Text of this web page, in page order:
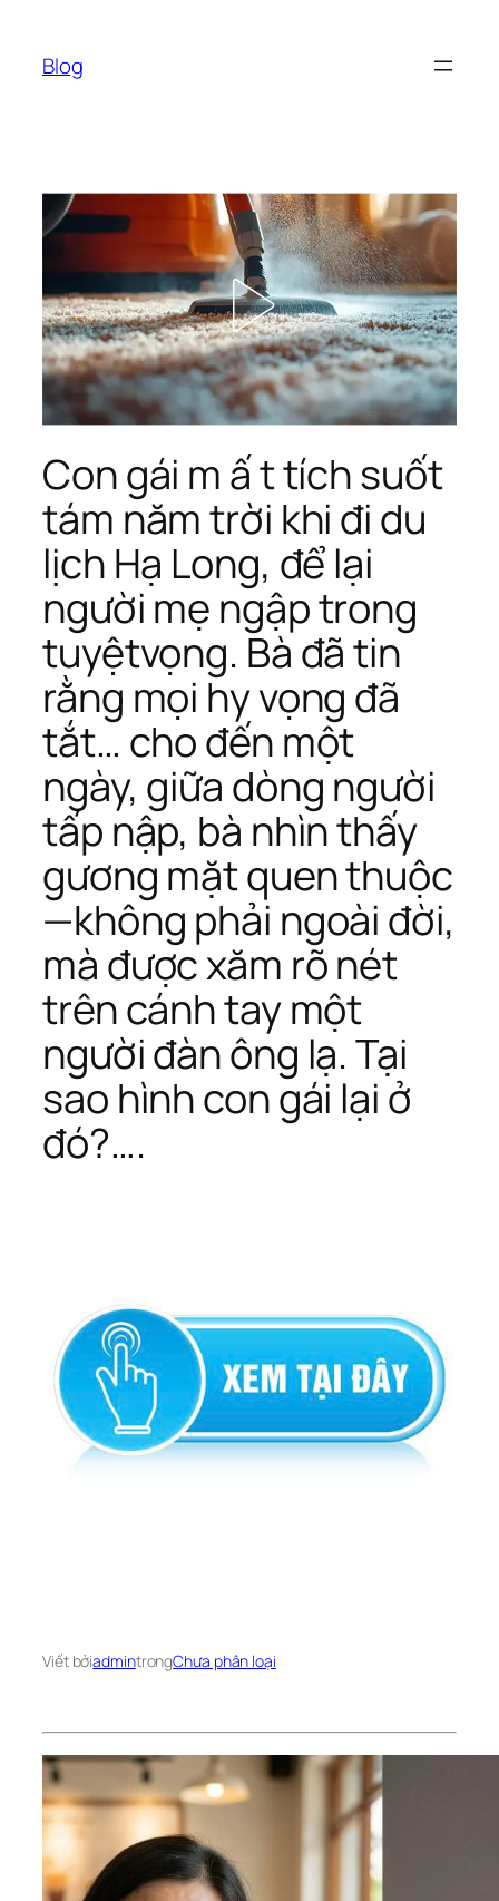
phầnBlog
Con gái m ấ t tích suốt
tám năm trời khi đi du
lịch Hạ Long, để lại
người mẹ ngập trong
tuyệtvọng. Bà đã tin
rằng mọi hy vọng đã
tắt… cho đến một
ngày, giữa dòng người
tấp nập, bà nhìn thấy
gương mặt quen thuộc
—không phải ngoài đời,
mà được xăm rõ nét
trên cánh tay một
người đàn ông lạ. Tại
sao hình con gái lại ở
đó?….
Viết bởiadmintrongChưa phân loại